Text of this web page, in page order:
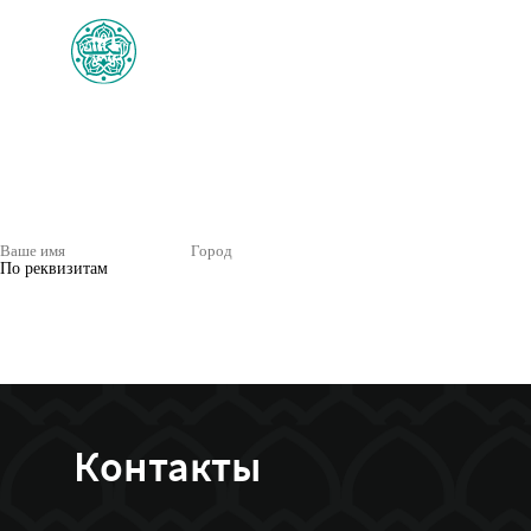
Вы можете внести свой вклад в строительство Соборной мечети в
Также коробы для пожерствований установлены в здании Фонда
Банковской картой
По реквизитам
Контакты